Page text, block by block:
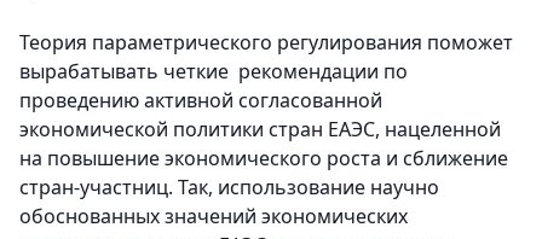
Теория параметрического регулирования поможет
вырабатывать четкие рекомендации по
проведению активной согласованной
экономической политики стран ЕАЭС, нацеленной
на повышение экономического роста и сближение
стран-участниц. Так, использование научно
обоснованных значений экономических